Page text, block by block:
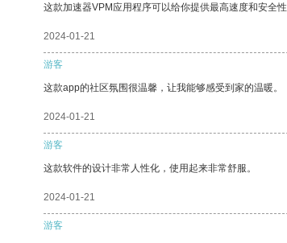
这款加速器VPM应用程序可以给你提供最高速度和安全
2024-01-21
游客
这款app的社区氛围很温馨，让我能够感受到家的温暖。
2024-01-21
游客
这款软件的设计非常人性化，使用起来非常舒服。
2024-01-21
游客